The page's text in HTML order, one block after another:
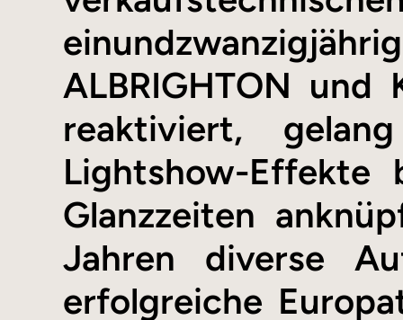
ALBRIGHTON und
reaktiviert,
Lightshow-Effekte
Glanzzeiten
Jahren diverse
erfolgreiche